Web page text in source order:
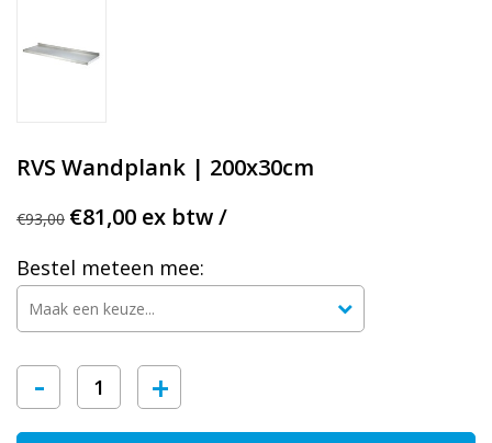
RVS Wandplank | 200x30cm
€93,00 €81,00 ex btw /
Bestel meteen mee:
- +